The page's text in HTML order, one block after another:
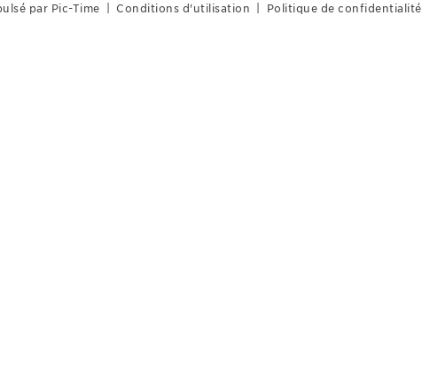
par Pic-Time |Conditions d'utilisation Politique de confidentialité